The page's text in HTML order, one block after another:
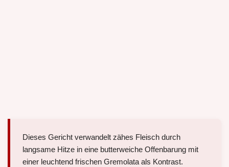
Dieses Gericht verwandelt zähes Fleisch durch
langsame Hitze in eine butterweiche Offenbarung mit
einer leuchtend frischen Gremolata als Kontrast.